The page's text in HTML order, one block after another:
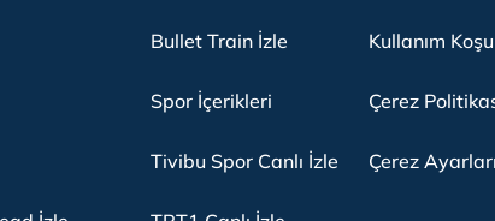
Bullet Train İzle
Spor İçerikleri
Tivibu Spor Canlı İzle
Kullanım
Çerez
Çerez Ayarları